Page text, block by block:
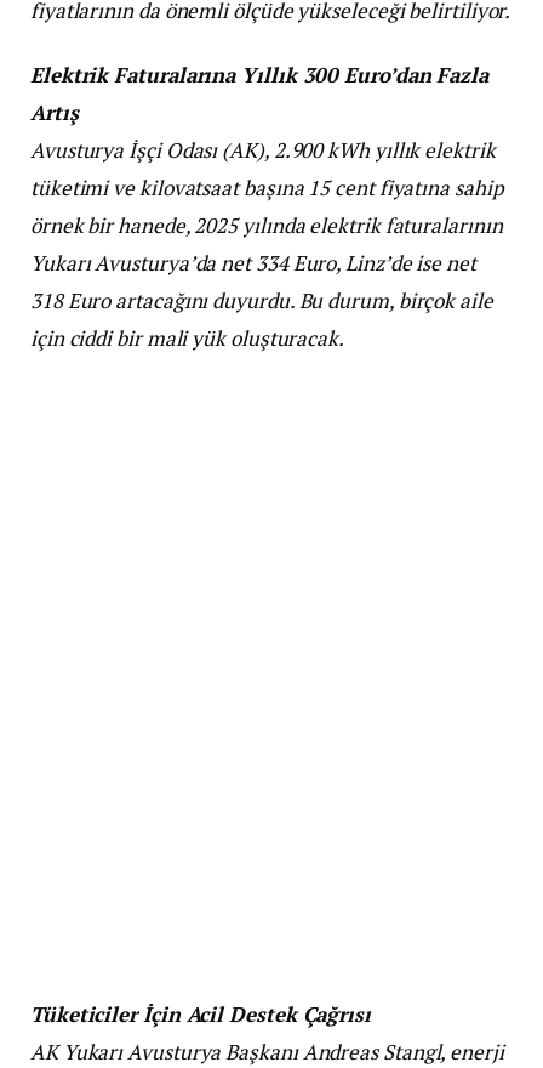
fiyatlarının da önemli ölçüde yükseleceği belirtiliyor.
Elektrik Faturalarına Yıllık 300 Euro’dan Fazla
Artış
Avusturya İşçi Odası (AK), 2.900 kWh yıllık elektrik
tüketimi ve kilovatsaat başına 15 cent fiyatına sahip
örnek bir hanede, 2025 yılında elektrik faturalarının
Yukarı Avusturya’da net 334 Euro, Linz’de ise net
318 Euro artacağını duyurdu. Bu durum, birçok aile
için ciddi bir mali yük oluşturacak.
Tüketiciler İçin Acil Destek Çağrısı
AK Yukarı Avusturya Başkanı Andreas Stangl, enerji